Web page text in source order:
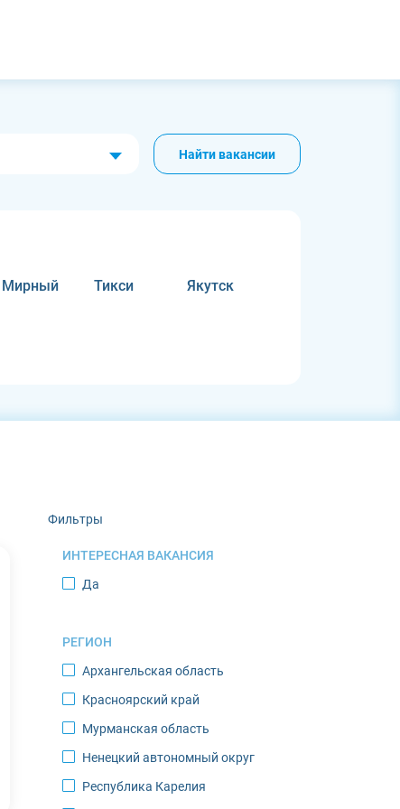
Найти вакансии
Мирный Тикси Якутск
Фильтры
ИНТЕРЕСНАЯ ВАКАНСИЯ
Да
РЕГИОН
Архангельская область
Красноярский край
Мурманская область
Ненецкий автономный округ
Республика Карелия